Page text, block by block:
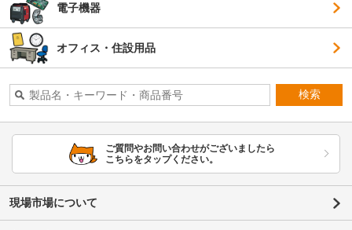
電子機器
オフィス・住設用品
検索
ご質問やお問い合わせがございましたら
こちらをタップください。
現場市場について